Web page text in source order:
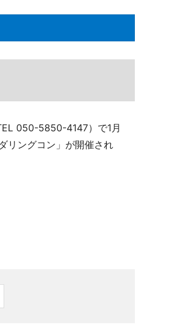
050-5850-4147）で1月
リングコン」が開催され